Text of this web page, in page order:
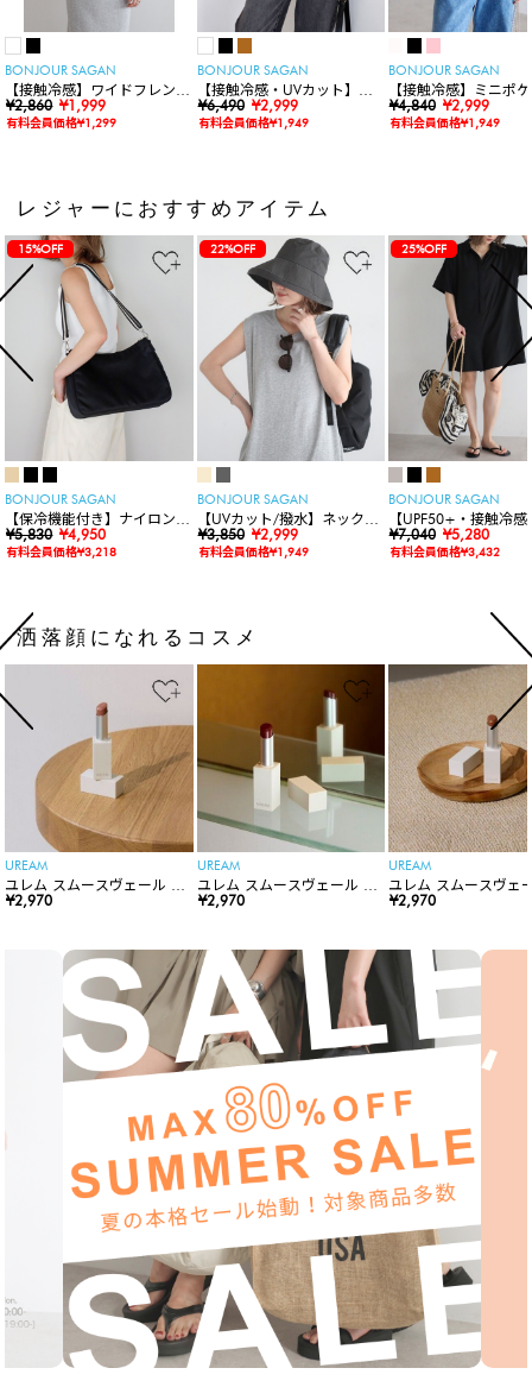
BONJOUR SAGAN
【接触冷感】ワイドフレンチ
スリーブTシャツ
¥2,860 ¥1,999
有料会員価格¥1,299
BONJOUR SAGAN
【接触冷感・UVカット】シ
ャーリングスキッパートップ
ス
¥6,490 ¥2,999
有料会員価格¥1,949
BONJOUR SAGAN
【接触冷感】ミニポ
袖ニットカーディガン
¥4,840 ¥2,999
有料会員価格¥1,949
レジャーにおすすめアイテム
15%OFF
BONJOUR SAGAN
【保冷機能付き】ナイロンシ
ョルダーバッグ
¥5,830 ¥4,950
有料会員価格¥3,218
22%OFF
BONJOUR SAGAN
【UVカット/撥水】ネックカ
バー付きワイドリムハット
¥3,850 ¥2,999
有料会員価格¥1,949
25%OFF
BONJOUR SAGAN
【UPF50+・接触冷感
水】【水陸両用】ラ
ードロンパース
¥7,040 ¥5,280
有料会員価格¥3,432
洒落顔になれるコスメ
UREAM
ユレム スムースヴェール リ
ップスティック
¥2,970
UREAM
ユレム スムースヴェール リ
ップスティック
¥2,970
UREAM
ユレム スムースヴェ
ップスティック
¥2,970